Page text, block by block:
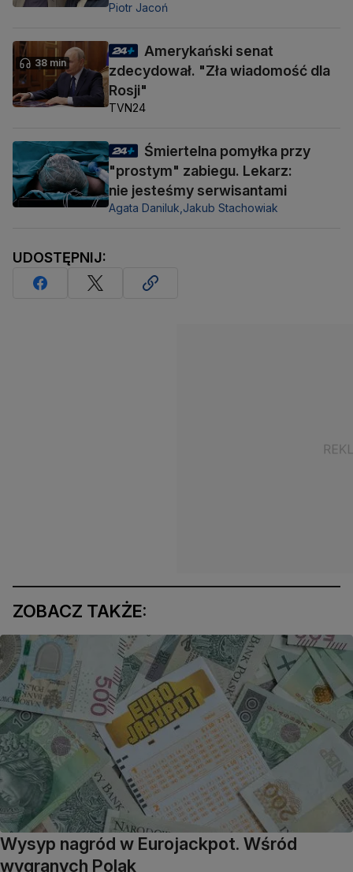
Piotr Jacoń
38 min
Amerykański senat
zdecydował. "Zła wiadomość dla
Rosji"
TVN24
Śmiertelna pomyłka przy
"prostym" zabiegu. Lekarz:
nie jesteśmy serwisantami
Agata Daniluk, Jakub Stachowiak
UDOSTĘPNIJ:
ZOBACZ TAKŻE:
Wysyp nagród w Eurojackpot. Wśród
wygranych Polak